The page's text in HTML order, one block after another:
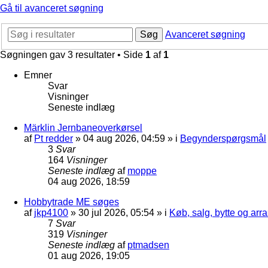
Gå til avanceret søgning
Søg
Avanceret søgning
Søgningen gav 3 resultater • Side 1 af 1
Emner
Svar
Visninger
Seneste indlæg
Märklin Jernbaneoverkørsel
af Pt redder » 04 aug 2026, 04:59 » i Begynderspørgsmål
3 Svar
164 Visninger
Seneste indlæg af moppe
04 aug 2026, 18:59
Hobbytrade ME søges
af jkp4100 » 30 jul 2026, 05:54 » i Køb, salg, bytte og
7 Svar
319 Visninger
Seneste indlæg af ptmadsen
01 aug 2026, 19:05